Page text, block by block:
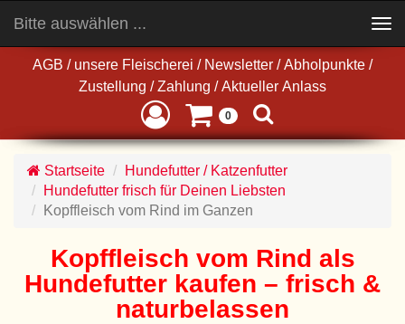
AGB / unsere Fleischerei / Newsletter / Abholpunkte /
Zustellung / Zahlung / Aktueller Anlass
0
Bitte auswählen ...
navigation
Startseite
Hundefutter / Katzenfutter
Hundefutter frisch für Deinen Liebsten
Kopffleisch vom Rind im Ganzen
Kopffleisch vom Rind als
Hundefutter kaufen – frisch &
naturbelassen